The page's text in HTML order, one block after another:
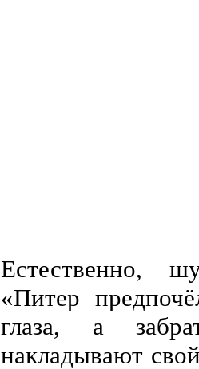
Естественно,
«Питер
глаза, а
накладывают